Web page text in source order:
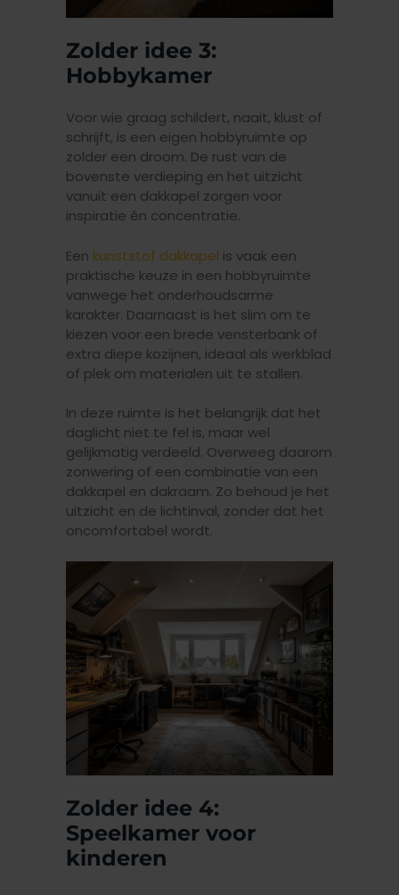
Zolder idee 3:
Hobbykamer
Voor wie graag schildert, naait, klust of
schrijft, is een eigen hobbyruimte op
zolder een droom. De rust van de
bovenste verdieping en het uitzicht
vanuit een dakkapel zorgen voor
inspiratie én concentratie.
Een kunststof dakkapel is vaak een
praktische keuze in een hobbyruimte
vanwege het onderhoudsarme
karakter. Daarnaast is het slim om te
kiezen voor een brede vensterbank of
extra diepe kozijnen, ideaal als werkblad
of plek om materialen uit te stallen.
In deze ruimte is het belangrijk dat het
daglicht niet te fel is, maar wel
gelijkmatig verdeeld. Overweeg daarom
zonwering of een combinatie van een
dakkapel en dakraam. Zo behoud je het
uitzicht en de lichtinval, zonder dat het
oncomfortabel wordt.
Zolder idee 4:
Speelkamer voor
kinderen